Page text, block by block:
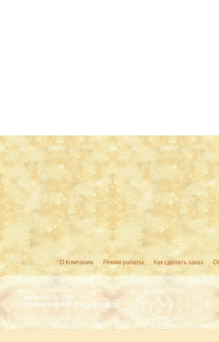
Copyright 2012 - 2026
Создание сайта: megagroup.ru
О Компании Режим работы Как сделать заказ